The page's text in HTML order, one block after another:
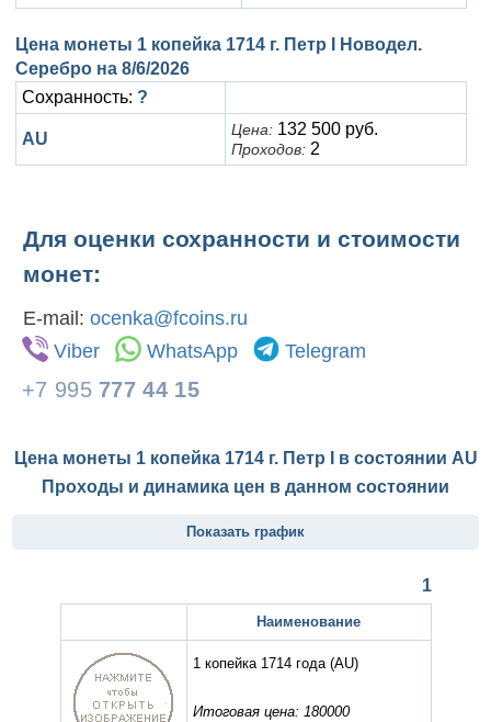
Цена монеты 1 копейка 1714 г. Петр I Новодел.
Серебро на 8/6/2026
Сохранность: ?
AU Цена: 132 500 руб.
Проходов: 2
Для оценки сохранности и стоимости
монет:
E-mail: ocenka@fcoins.ru
Viber
WhatsApp Telegram
+7 995 777 44 15
Цена монеты 1 копейка 1714 г. Петр I в состоянии AU
Проходы и динамика цен в данном состоянии
Показать график
1
Наименование
1 копейка 1714 года(AU)
Итоговая цена: 180000